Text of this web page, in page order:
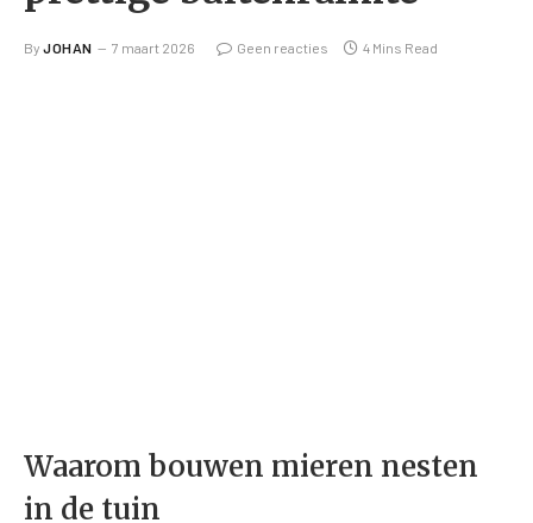
By JOHAN 7 maart 2026 Geen reacties 4 Mins Read
Waarom bouwen mieren nesten
in de tuin